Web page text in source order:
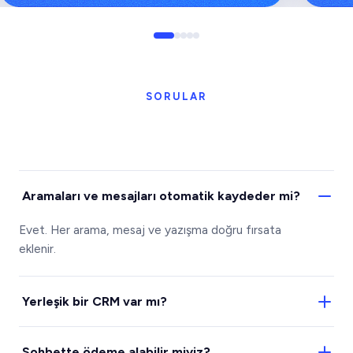
SORULAR
Aramaları ve mesajları otomatik kaydeder mi?
Evet. Her arama, mesaj ve yazışma doğru fırsata
eklenir.
Yerleşik bir CRM var mı?